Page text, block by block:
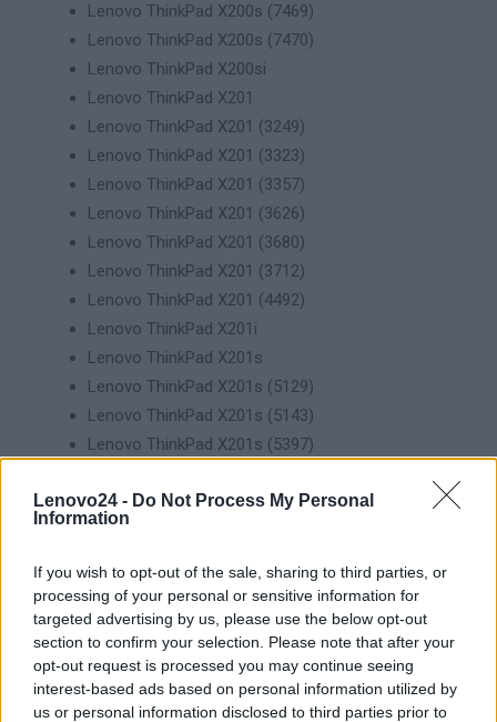
Lenovo24 - Do Not Process My Personal
Information
If you wish to opt-out of the sale, sharing to third parties, or
processing of your personal or sensitive information for
targeted advertising by us, please use the below opt-out
section to confirm your selection. Please note that after your
opt-out request is processed you may continue seeing
interest-based ads based on personal information utilized by
us or personal information disclosed to third parties prior to
Lenovo ThinkPad X200s (7469)
Lenovo ThinkPad X200s (7470)
Lenovo ThinkPad X200si
Lenovo ThinkPad X201
Lenovo ThinkPad X201 (3249)
Lenovo ThinkPad X201 (3323)
Lenovo ThinkPad X201 (3357)
Lenovo ThinkPad X201 (3626)
Lenovo ThinkPad X201 (3680)
Lenovo ThinkPad X201 (3712)
Lenovo ThinkPad X201 (4492)
Lenovo ThinkPad X201i
Lenovo ThinkPad X201s
Lenovo ThinkPad X201s (5129)
Lenovo ThinkPad X201s (5143)
Lenovo ThinkPad X201s (5397)
INFORMACJE HANDLOWE